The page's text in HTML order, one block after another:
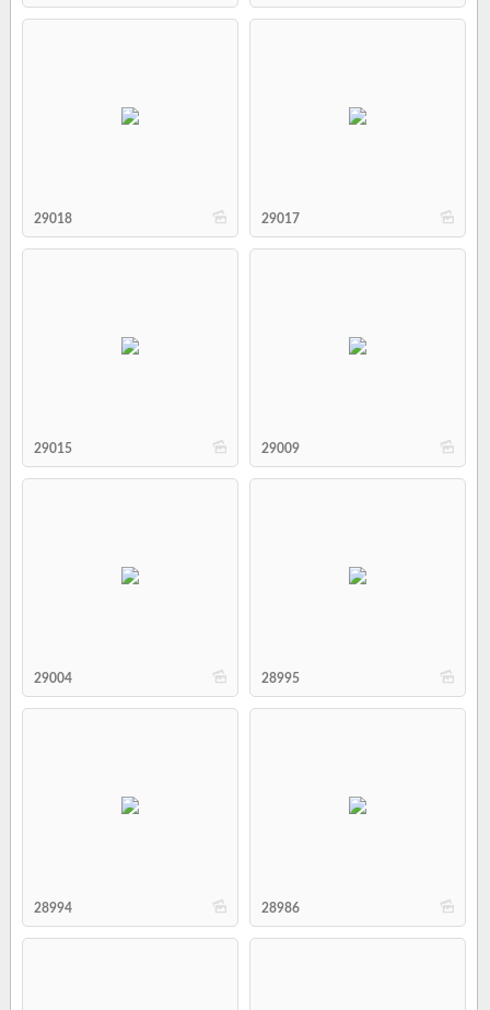
b
29018 b
29017
b
29015 b
29009
b
29004 b
28995
b
28994 b
28986